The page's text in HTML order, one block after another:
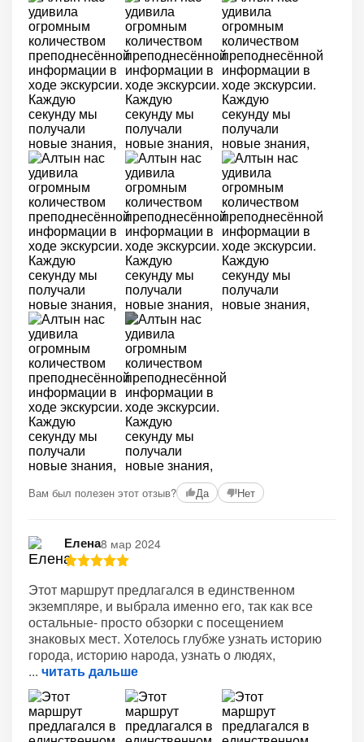
Вам был полезен этот отзыв? Да Нет
Елена8 мар 2024
Этот маршрут предлагался в единственном
экземпляре, и выбрала именно его, так как все
остальные- просто обзорки с посещением
знаковых мест. Хотелось глубже узнать историю
города, историю народа, узнать о людях,
читать дальше